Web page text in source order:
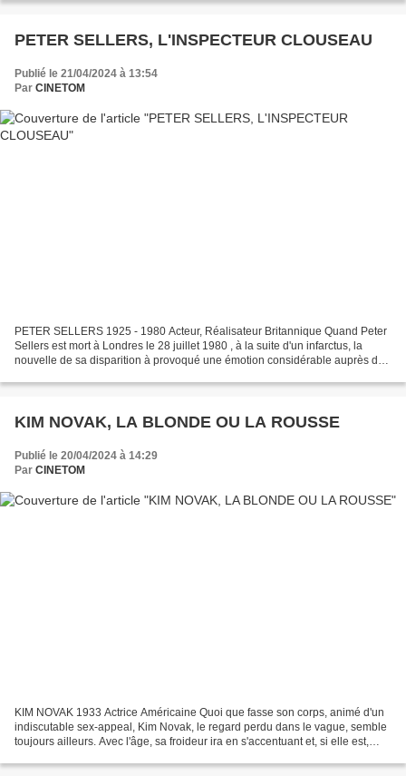
PETER SELLERS, L'INSPECTEUR CLOUSEAU
Publié le 21/04/2024 à 13:54
Par CINETOM
PETER SELLERS 1925 - 1980 Acteur, Réalisateur Britannique Quand Peter
Sellers est mort à Londres le 28 juillet 1980 , à la suite d'un infarctus, la
nouvelle de sa disparition à provoqué une émotion considérable auprès de
KIM NOVAK, LA BLONDE OU LA ROUSSE
Publié le 20/04/2024 à 14:29
Par CINETOM
KIM NOVAK 1933 Actrice Américaine Quoi que fasse son corps, animé d'un
indiscutable sex-appeal, Kim Novak, le regard perdu dans le vague, semble
toujours ailleurs. Avec l'âge, sa froideur ira en s'accentuant et, si elle est,